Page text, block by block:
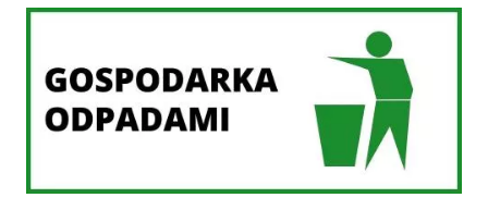
Gospodarka odpadami